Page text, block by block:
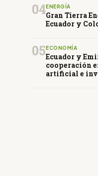
04ENERGÍA
Gran Tierra
Ecuador y
05 ECONOMÍA
Ecuador y
cooperación
artificial e